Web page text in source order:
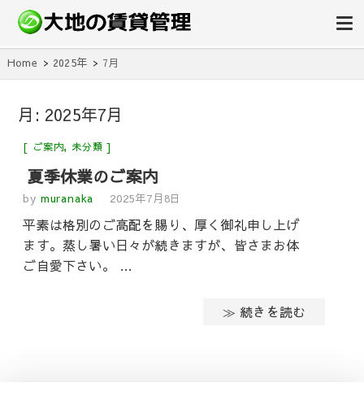
埼玉の賃貸アパート管理なら｜
管理会社の大地
埼玉県を中心に、賃貸管理・原状回復工事・不動産コンサルティングを行う会
社です。空室対策、家賃滞納問題、退去立ち会いに対応。大地の賃貸管理はノ
Home 2025年 7月
月: 2025年7月
ご案内, 未分類
夏季休業のご案内
by muranaka 2025年7月8日
平素は格別のご高配を賜り、厚く御礼申し上げ
ます。蒸し暑い日々が続きますが、皆さまお体
ご自愛下さい。 …
≫ 続きを読む